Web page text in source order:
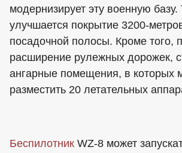
модернизирует эту военную базу.
улучшается покрытие 3200-
посадочной полосы. Кроме того,
расширение рулежных дорожек,
ангарные помещения, в которых
разместить 20 летательных
Беспилотник WZ-8 может